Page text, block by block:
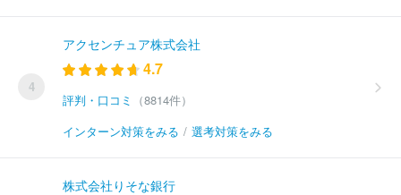
4
アクセンチュア株式会社
4.7
評判・口コミ
（8814件）
インターン対策をみる / 選考対策をみる
株式会社りそな銀行